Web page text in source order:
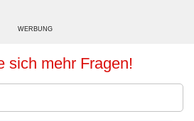
WERBUNG
sich mehr Fragen!